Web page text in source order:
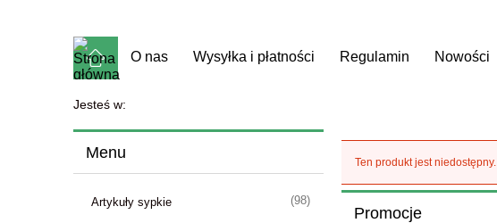
O nas Wysyłka i płatności Regulamin Nowości
Jesteś w:
Menu
Artykuły sypkie (98)
Ten produkt jest niedostępny.
Promocje